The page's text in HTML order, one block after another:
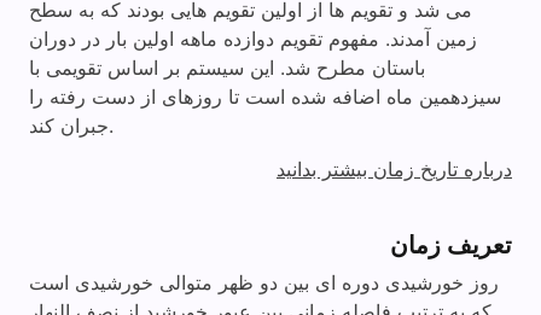
می شد و تقویم ها از اولین تقویم هایی بودند که به سطح
زمین آمدند. مفهوم تقویم دوازده ماهه اولین بار در دوران
باستان مطرح شد. این سیستم بر اساس تقویمی با
سیزدهمین ماه اضافه شده است تا روزهای از دست رفته را
جبران کند.
درباره تاریخ زمان بیشتر بدانید
تعریف زمان
روز خورشیدی دوره ای بین دو ظهر متوالی خورشیدی است